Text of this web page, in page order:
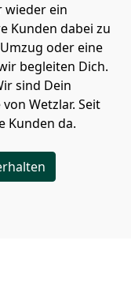
wieder ein
Kunden dabei zu
oder eine
begleiten Dich.
sind Dein
Wetzlar. Seit
Kunden da.